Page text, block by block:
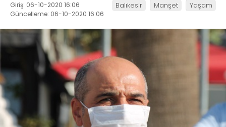
Giriş: 06-10-2020 16:06
Güncelleme: 06-10-2020 16:06
Balıkesir Manşet Yaşam